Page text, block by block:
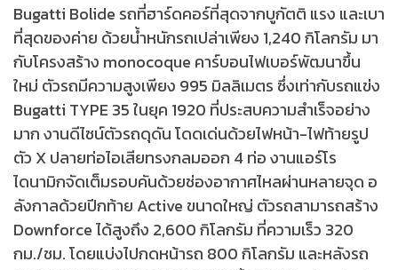
Bugatti Bolide รถที่ฮาร์ดคอร์ที่สุดจากบูกัตติ แรง และเบา
ที่สุดของค่าย ด้วยน้ำหนักรถเปล่าเพียง 1,240 กิโลกรัม มา
กับโครงสร้าง monocoque คาร์บอนไฟเบอร์พัฒนาขึ้น
ใหม่ ตัวรถมีความสูงเพียง 995 มิลลิเมตร ซึ่งเท่ากับรถแข่ง
Bugatti TYPE 35 ในยุค 1920 ที่ประสบความสำเร็จอย่าง
มาก งานดีไซน์ตัวรถดุดัน โดดเด่นด้วยไฟหน้า-ไฟท้ายรูป
ตัว X ปลายท่อไอเสียทรงกลมออก 4 ท่อ งานแอร์โร
ไดนามิกจัดเต็มรอบคันด้วยช่องอากาศไหลผ่านหลายจุด อ
ลังกาลด้วยปีกท้าย Active ขนาดใหญ่ ตัวรถสามารถสร้าง
Downforce ได้สูงถึง 2,600 กิโลกรัม ที่ความเร็ว 320
กม./ชม. โดยแบ่งไปกดหน้ารถ 800 กิโลกรัม และหลังรถ